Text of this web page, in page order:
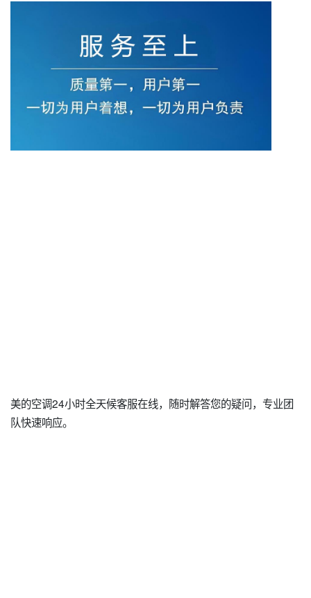
美的空调24小时全天候客服在线，随时解答您的疑问，专业团
队快速响应。